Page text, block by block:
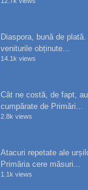
Diaspora, bună de
veniturile obținute...
14.1k views
Cât ne costă, de fapt,
cumpărate de Primări...
2.8k views
Atacuri repetate ale
Primăria cere măsuri...
1.1k views